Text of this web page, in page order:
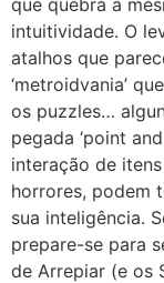
intuitividade. O
atalhos que
‘metroidvania’
os puzzles…
pegada ‘point
interação de
horrores, podem
sua inteligência.
prepare-se para
de Arrepiar (e os